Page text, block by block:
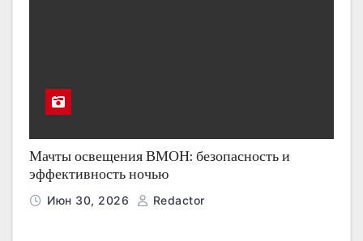
Мачты освещения ВМОН: безопасность и
эффективность ночью
Июн 30, 2026 Redactor